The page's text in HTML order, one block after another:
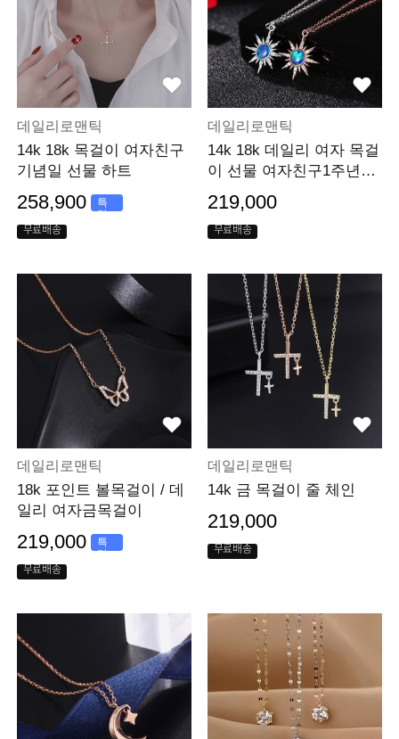
데일리로맨틱
14k 18k 목걸이 여자친구
기념일 선물 하트
258,900
특
가
무료배송
데일리로맨틱
14k 18k 데일리 여자 목걸
이 선물 여자친구1주년선
219,000
무료배송
데일리로맨틱
18k 포인트 볼목걸이 / 데
일리 여자금목걸이
219,000
특
가
무료배송
데일리로맨틱
14k 금 목걸이 줄 체인
219,000
무료배송